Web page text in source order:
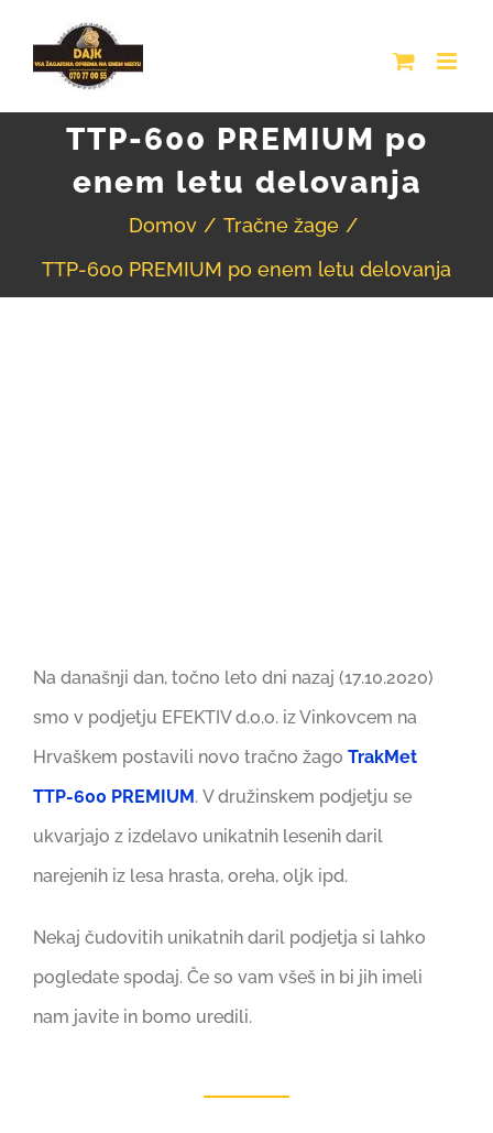
TTP-600 PREMIUM po
enem letu delovanja
Domov
Tračne žage
TTP-600 PREMIUM po enem letu delovanja
Na današnji dan, točno leto dni nazaj (17.10.2020)
smo v podjetju EFEKTIV d.o.o. iz Vinkovcem na
Hrvaškem postavili novo tračno žago TrakMet
TTP-600 PREMIUM . V družinskem podjetju se
ukvarjajo z izdelavo unikatnih lesenih daril
narejenih iz lesa hrasta, oreha, oljk ipd.
Nekaj čudovitih unikatnih daril podjetja si lahko
pogledate spodaj. Če so vam všeš in bi jih imeli
nam javite in bomo uredili.